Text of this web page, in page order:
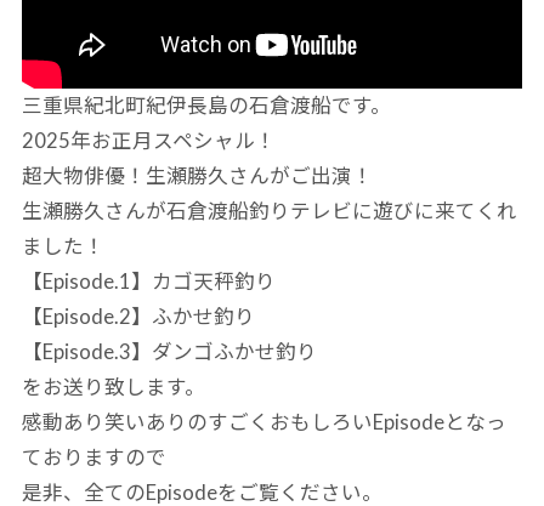
三重県紀北町紀伊長島の石倉渡船です。
2025年お正月スペシャル！
超大物俳優！生瀬勝久さんがご出演！
生瀬勝久さんが石倉渡船釣りテレビに遊びに来てくれ
ました！
【Episode.1】カゴ天秤釣り
【Episode.2】ふかせ釣り
【Episode.3】ダンゴふかせ釣り
をお送り致します。
感動あり笑いありのすごくおもしろいEpisodeとなっ
ておりますので
是非、全てのEpisodeをご覧ください。